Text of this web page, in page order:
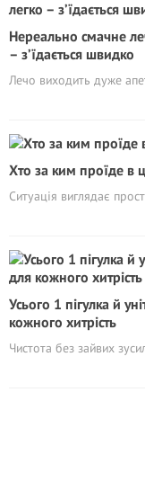
Нереально смачне
– з’їдається швидко
Лечо виходить дуже
Хто за ким проїде в
Ситуація виглядає
Усього 1 пігулка й
кожного хитрість
Чистота без зайвих